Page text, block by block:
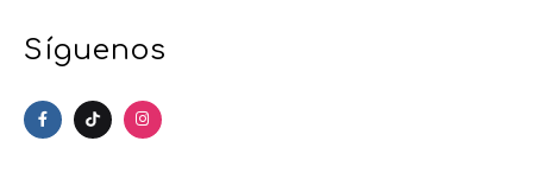
Síguenos